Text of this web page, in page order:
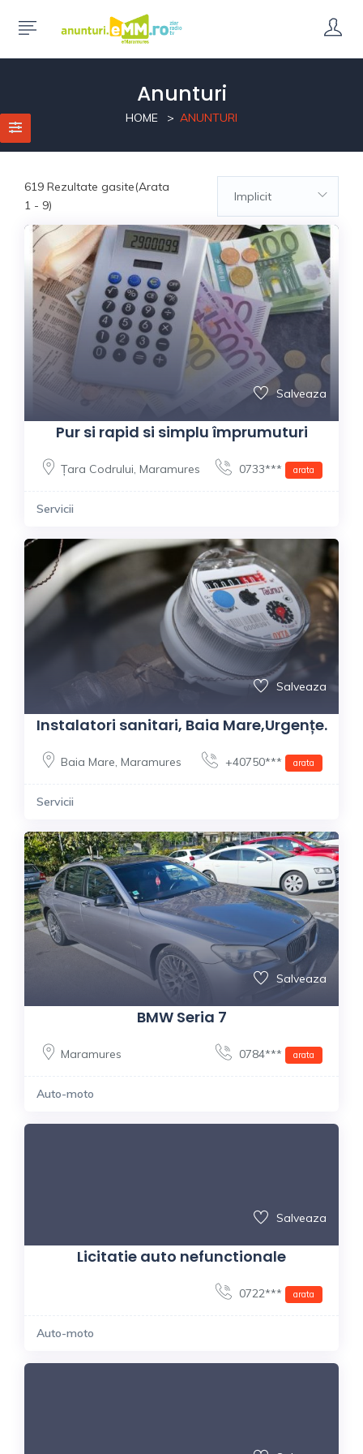
Anunturi
HOME ANUNTURI
619 Rezultate gasite(Arata
1 - 9)
Implicit
Salveaza
Pur si rapid si simplu împrumuturi
Țara Codrului, Maramures 0733*** arata
Servicii
Salveaza
Instalatori sanitari, Baia Mare,Urgențe.
Baia Mare, Maramures +40750*** arata
Servicii
Salveaza
BMW Seria 7
Maramures 0784*** arata
Auto-moto
Salveaza
Licitatie auto nefunctionale
0722*** arata
Auto-moto